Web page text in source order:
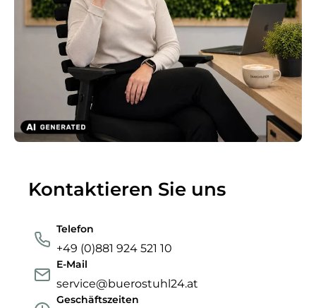
Kontaktieren Sie uns
Telefon
+49 (0)881 924 521 10
E-Mail
service@buerostuhl24.at
Geschäftszeiten